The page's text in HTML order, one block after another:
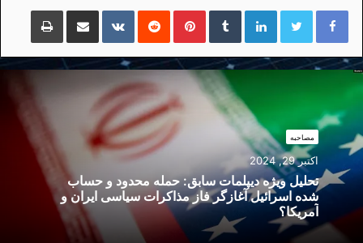
لینکداینتامبلر پینتریستReddit
VKontakte
اشتراک گذاری با ایمیل چاپ
مصاحبه
اکتبر 29, 2024
تحلیل ویژه دیپلمات سابق: حمله محدود و حساب
شده اسرائیل آغازگر فاز مذاکرات سیاسی ایران و
آمریکا؟